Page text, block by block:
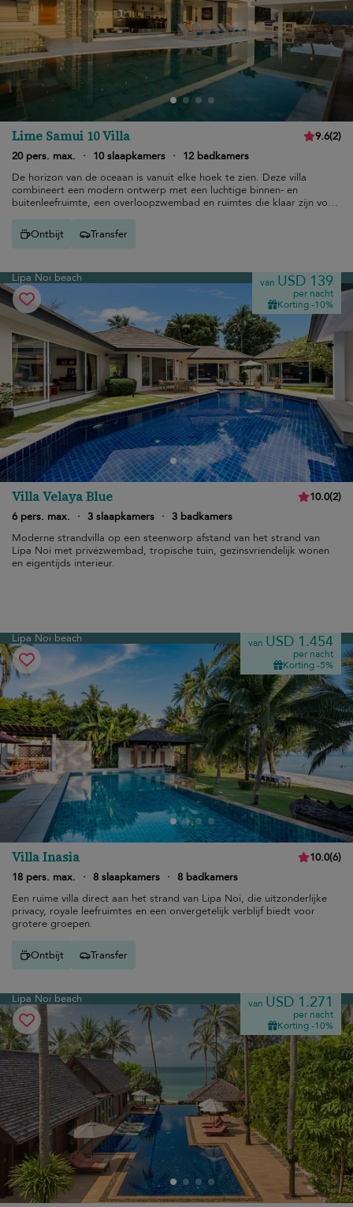
Lime Samui 10 Villa 9.6(2)
20 pers. max.
· 10 slaapkamers ·
12 badkamers
De horizon van de oceaan is vanuit elke hoek te zien. Deze villa
combineert een modern ontwerp met een luchtige binnen- en
buitenleefruimte, een overloopzwembad en ruimtes die klaar zijn voor
Ontbijt
Transfer
Lipa Noi beach van USD 139
per nacht
Korting -10%
Villa Velaya Blue 10.0(2)
6 pers. max.
· 3 slaapkamers · 3 badkamers
Moderne strandvilla op een steenworp afstand van het strand van
Lipa Noi met privézwembad, tropische tuin, gezinsvriendelijk wonen
en eigentijds interieur.
Lipa Noi beach van USD 1.454
per nacht
Korting -5%
Villa Inasia 10.0(6)
18 pers. max.
· 8 slaapkamers · 8 badkamers
Een ruime villa direct aan het strand van Lipa Noi, die uitzonderlijke
privacy, royale leefruimtes en een onvergetelijk verblijf biedt voor
grotere groepen.
Ontbijt Transfer
Lipa Noi beach van USD 1.271
per nacht
Korting -10%